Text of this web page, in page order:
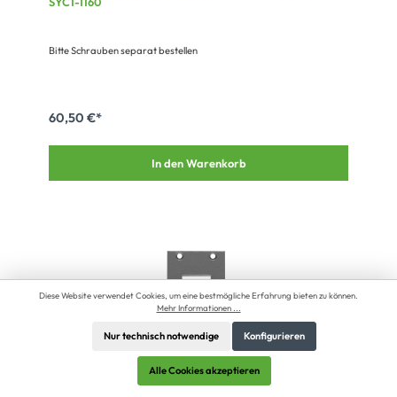
grau | SYCFB21-HD-CL30
Bitte Schrauben separat bestellen
60,50 €*
In den Warenkorb
Diese Website verwendet Cookies, um eine bestmögliche Erfahrung bieten zu können.
Mehr Informationen ...
Nur technisch notwendige Konfigurieren
Alle Cookies akzeptieren